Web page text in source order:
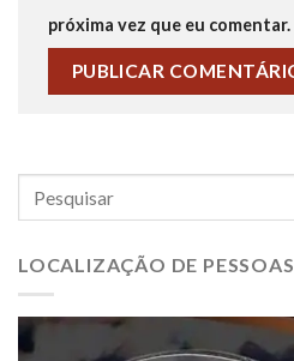
próxima vez que eu comentar.
LOCALIZAÇÃO DE PESSOAS